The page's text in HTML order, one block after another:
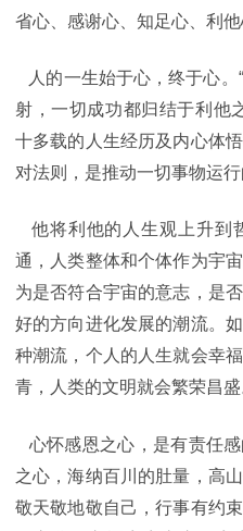
省心、感谢心、知足心、利
人的一生始于心，终于心。
射，一切成功都归结于利他
十多载的人生经历及内心体
对法则，是推动一切事物运行
他将利他的人生观上升到
通，人类整体和个体作为宇
为是否符合宇宙的意志，是
好的方向进化发展的潮流。
种潮流，个人的人生就会幸
青，人类的文明就会繁荣昌盛
心怀感恩之心，是有责任
之心，海纳百川的肚量，高
敬天敬地敬自己，行事有约